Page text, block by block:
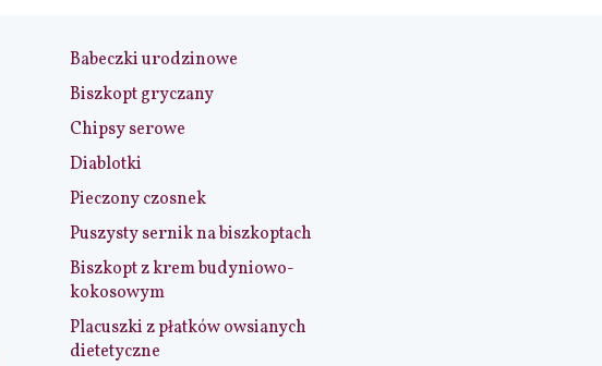
Babeczki urodzinowe
Biszkopt gryczany
Chipsy serowe
Diablotki
Pieczony czosnek
Puszysty sernik na biszkoptach
Biszkopt z krem budyniowo-
kokosowym
Placuszki z płatków owsianych
dietetyczne